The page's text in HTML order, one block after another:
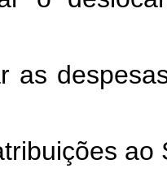
as
ao